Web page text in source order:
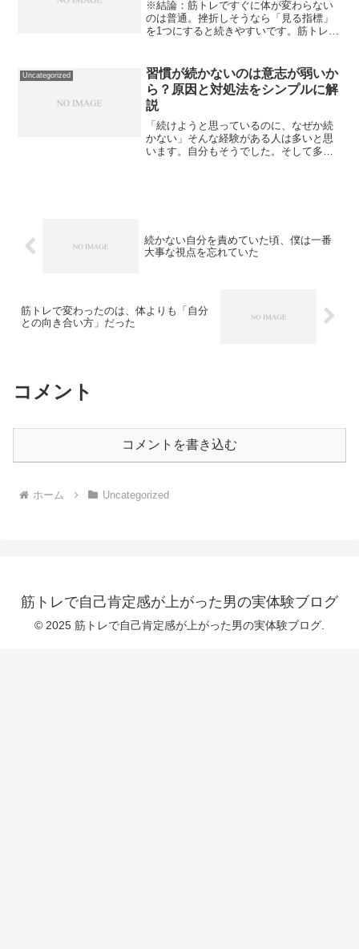
※結論：筋トレですぐに体が変わらない
のは普通。挫折しそうなら「見る指標」
を1つにすると続きやすいです。筋トレっ
くちゃ頑張ってるのに、体が変わらん」
「周りだけデカく見え...
Uncategorized
習慣が続かないのは意志が弱いか
ら？原因と対処法をシンプルに解
説
「続けようと思っているのに、なぜか続
かない」そんな経験がある人は多いと思
います。自分もそうでした。そして多く
続かない自分を責めていた頃、僕は一番
大事な視点を忘れていた
筋トレで変わったのは、体よりも「自分
との向き合い方」だった
コメント
コメントを書き込む
ホーム Uncategorized
筋トレで自己肯定感が上がった男の実体験ブログ
© 2025 筋トレで自己肯定感が上がった男の実体験ブログ.